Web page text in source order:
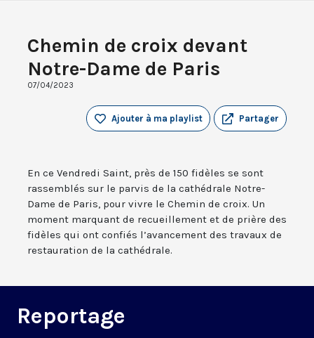
Chemin de croix devant
Notre-Dame de Paris
07/04/2023
Partager
Ajouter à ma playlist
En ce Vendredi Saint, près de 150 fidèles se sont
rassemblés sur le parvis de la cathédrale Notre-
Dame de Paris, pour vivre le Chemin de croix. Un
moment marquant de recueillement et de prière des
fidèles qui ont confiés l’avancement des travaux de
restauration de la cathédrale.
Reportage